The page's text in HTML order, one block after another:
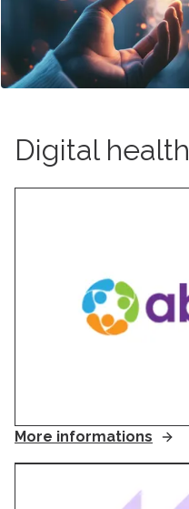
Digital health
More informations